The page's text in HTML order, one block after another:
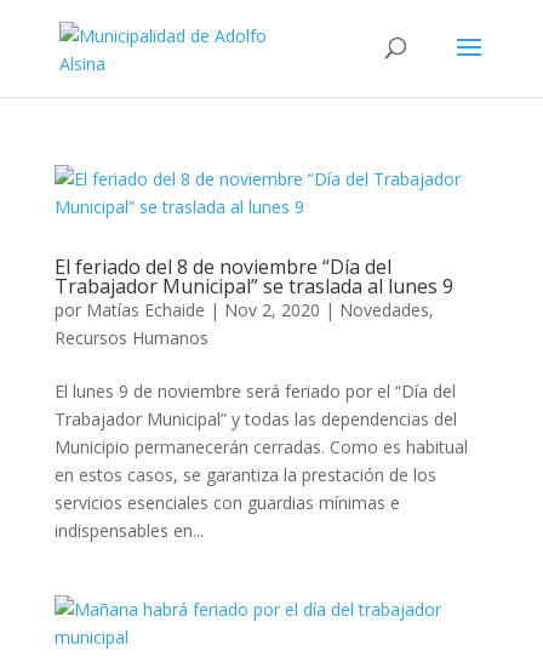
El feriado del 8 de noviembre “Día del
Trabajador Municipal” se traslada al lunes 9
por Matías Echaide | Nov 2, 2020 | Novedades,
Recursos Humanos
El lunes 9 de noviembre será feriado por el “Día del
Trabajador Municipal” y todas las dependencias del
Municipio permanecerán cerradas. Como es habitual
en estos casos, se garantiza la prestación de los
servicios esenciales con guardias mínimas e
indispensables en...